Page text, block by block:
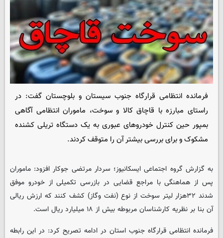
فرمانده انتظامی قرارگاه جنوب سیستان و بلوچستان گفت: در
راستای مبارزه با قاچاق کالا و سوخت، ماموران انتظامی آگاهی
بمپور حین کنترل خودروهای عبوری به یک دستگاه تریلی کشنده
مشکوک و برای بررسی بیشتر آن را متوقف کردند.
به گزارش گروه اجتماعی ایسکانیوز؛ سردار مرتضی جوکار افزود: ماموران
پس از هماهنگی با مراجع قضایی در بازرسی تکمیلی از خودرو موفق
شدند ۳۲هزار لیتر سوخت از نوع (نفت وگاز) کشف کنند که ارزش ریالی
آن بنا بر نظریه کارشناسان مربوطه بیش از ۱۸ میلیارد ریال است.
فرمانده انتظامی قرارگاه جنوب استان در ادامه تصریح کرد: در این رابطه